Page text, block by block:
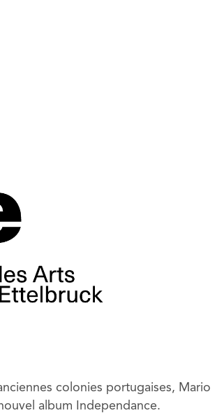
colonies portugaises, Mario
album Independance.